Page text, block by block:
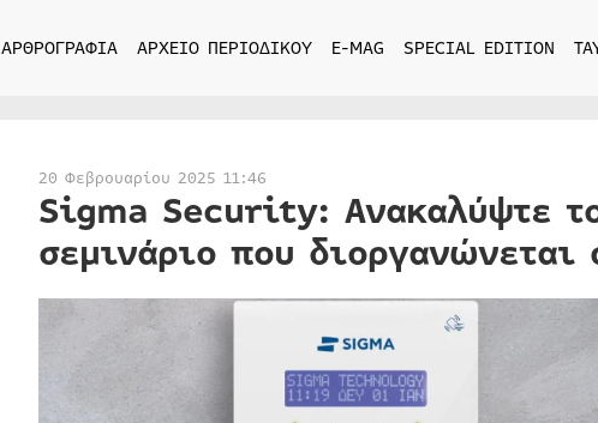
ΑΡΘΡΟΓΡΑΦΙΑ ΑΡΧΕΙΟ ΠΕΡΙΟΔΙΚΟΥ E-MAG SPECIAL EDITION
20 Φεβρουαρίου 2025 11:46
Sigma Security: Ανακαλύψτε
σεμινάριο που διοργανώνεται